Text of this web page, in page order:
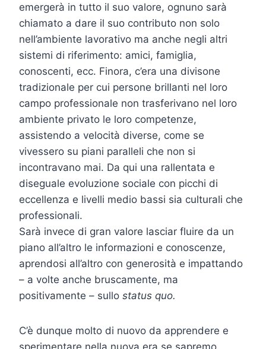
emergerà in tutto il suo valore, ognuno sarà
chiamato a dare il suo contributo non solo
nell’ambiente lavorativo ma anche negli altri
sistemi di riferimento: amici, famiglia,
conoscenti, ecc. Finora, c’era una divisone
tradizionale per cui persone brillanti nel loro
campo professionale non trasferivano nel loro
ambiente privato le loro competenze,
assistendo a velocità diverse, come se
vivessero su piani paralleli che non si
incontravano mai. Da qui una rallentata e
diseguale evoluzione sociale con picchi di
eccellenza e livelli medio bassi sia culturali che
professionali.
Sarà invece di gran valore lasciar fluire da un
piano all’altro le informazioni e conoscenze,
aprendosi all’altro con generosità e impattando
– a volte anche bruscamente, ma
positivamente – sullo status quo.
C’è dunque molto di nuovo da apprendere e
sperimentare nella nuova era se sapremo